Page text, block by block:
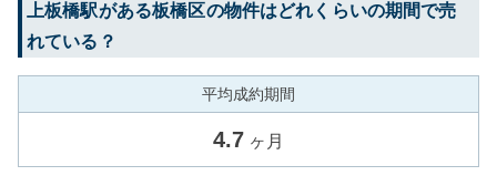
上板橋駅がある板橋区の物件はどれくらいの期間で売
れている？
平均成約期間
4.7 ヶ月